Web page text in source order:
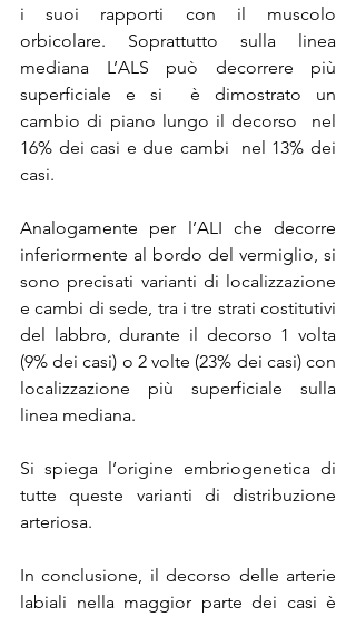
i suoi rapporti con il muscolo
orbicolare. Soprattutto sulla linea
mediana L’ALS può decorrere più
superficiale e si  è dimostrato un
cambio di piano lungo il decorso  nel
16% dei casi e due cambi  nel 13% dei
casi.
Analogamente per l’ALI che decorre
inferiormente al bordo del vermiglio, si
sono precisati varianti di localizzazione
e cambi di sede, tra i tre strati costitutivi
del labbro, durante il decorso 1 volta
(9% dei casi) o 2 volte (23% dei casi) con
localizzazione più superficiale sulla
linea mediana.
Si spiega l’origine embriogenetica di
tutte queste varianti di distribuzione
arteriosa.
In conclusione, il decorso delle arterie
labiali nella maggior parte dei casi è